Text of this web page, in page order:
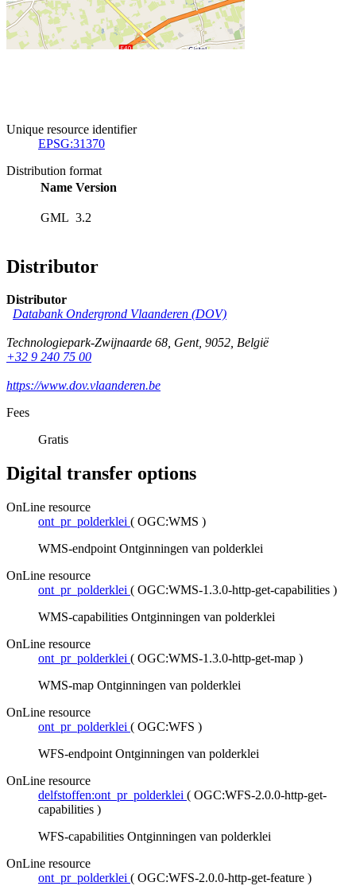
Unique resource identifier
EPSG:31370
Distribution format
Name Version
GML 3.2
Distributor
Distributor
Databank Ondergrond Vlaanderen (DOV)
Technologiepark-Zwijnaarde 68, Gent, 9052, België
+32 9 240 75 00
https://www.dov.vlaanderen.be
Fees
Gratis
Digital transfer options
OnLine resource
ont_pr_polderklei ( OGC:WMS )
WMS-endpoint Ontginningen van polderklei
OnLine resource
ont_pr_polderklei ( OGC:WMS-1.3.0-http-get-capabilities )
WMS-capabilities Ontginningen van polderklei
OnLine resource
ont_pr_polderklei ( OGC:WMS-1.3.0-http-get-map )
WMS-map Ontginningen van polderklei
OnLine resource
ont_pr_polderklei ( OGC:WFS )
WFS-endpoint Ontginningen van polderklei
OnLine resource
delfstoffen:ont_pr_polderklei ( OGC:WFS-2.0.0-http-get-
capabilities )
WFS-capabilities Ontginningen van polderklei
OnLine resource
ont_pr_polderklei ( OGC:WFS-2.0.0-http-get-feature )